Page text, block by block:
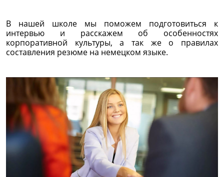
В нашей школе мы поможем подготовиться к
интервью и расскажем об особенностях
корпоративной культуры, а так же о правилах
составления резюме на немецком языке.